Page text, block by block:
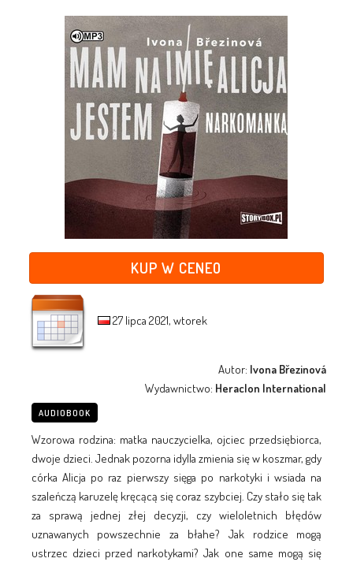
KUP W CENEO
27 lipca 2021, wtorek
Autor: Ivona Březinová
Wydawnictwo: Heraclon International
AUDIOBOOK
Wzorowa rodzina: matka nauczycielka, ojciec przedsiębiorca,
dwoje dzieci. Jednak pozorna idylla zmienia się w koszmar, gdy
córka Alicja po raz pierwszy sięga po narkotyki i wsiada na
szaleńczą karuzelę kręcącą się coraz szybciej. Czy stało się tak
za sprawą jednej złej decyzji, czy wieloletnich błędów
uznawanych powszechnie za błahe? Jak rodzice mogą
ustrzec dzieci przed narkotykami? Jak one same mogą się